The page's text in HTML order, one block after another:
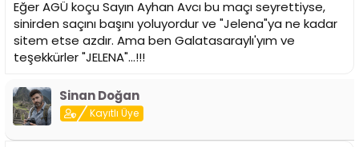
Eğer AGÜ koçu Sayın Ayhan Avcı bu maçı seyrettiyse,
sinirden saçını başını yoluyordur ve "Jelena"ya ne kadar
sitem etse azdır. Ama ben Galatasaraylı'yım ve
teşekkürler "JELENA"...!!!
Sinan Doğan
Kayıtlı Üye